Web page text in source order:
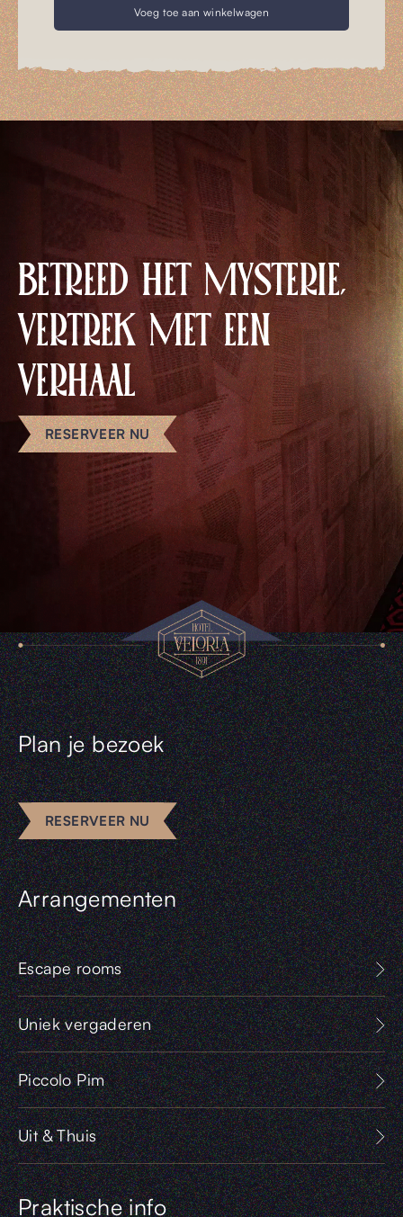
Voeg toe aan winkelwagen
BETREED HET MYSTERIE,
VERTREK MET EEN
VERHAAL
RESERVEER NU
Plan je bezoek
RESERVEER NU
Arrangementen
Escape rooms
Uniek vergaderen
Piccolo Pim
Uit & Thuis
Praktische info